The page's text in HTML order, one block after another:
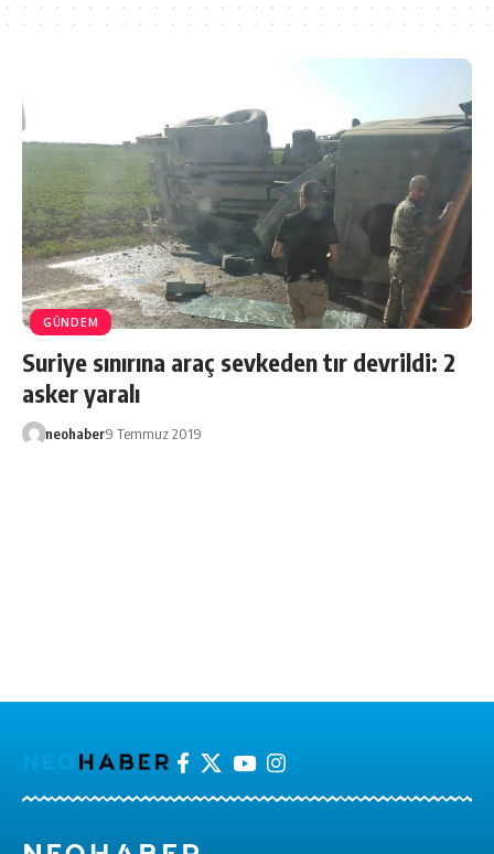
GÜNDEM
Suriye sınırına araç sevkeden tır devrildi: 2
asker yaralı
neohaber9 Temmuz 2019